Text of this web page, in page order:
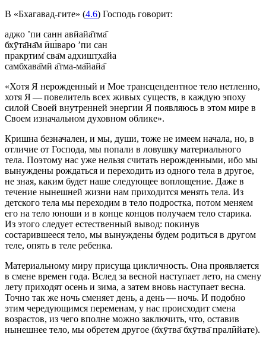
В «Бхагавад-гите» (4.6) Господь говорит:
аджо ’пи санн авйайа̄тма̄
бхӯта̄на̄м ӣш́варо ’пи сан
пракр̣тим̇ сва̄м адхишт̣ха̄йа
самбхава̄мй а̄тма-ма̄йайа̄
«Хотя Я нерожденный и Мое трансцендентное тело нетленно,
хотя Я — повелитель всех живых существ, в каждую эпоху
силой Своей внутренней энергии Я появляюсь в этом мире в
Своем изначальном духовном облике».
Кришна безначален, и мы, души, тоже не имеем начала, но, в
отличие от Господа, мы попали в ловушку материального
тела. Поэтому нас уже нельзя считать нерожденными, ибо мы
вынуждены рождаться и переходить из одного тела в другое,
не зная, каким будет наше следующее воплощение. Даже в
течение нынешней жизни нам приходится менять тела. Из
детского тела мы переходим в тело подростка, потом меняем
его на тело юноши и в конце концов получаем тело старика.
Из этого следует естественный вывод: покинув
состарившееся тело, мы вынуждены будем родиться в другом
теле, опять в теле ребенка.
Материальному миру присуща цикличность. Она проявляется
в смене времен года. Вслед за весной наступает лето, на смену
лету приходят осень и зима, а затем вновь наступает весна.
Точно так же ночь сменяет день, а день — ночь. И подобно
этим чередующимся переменам, у нас происходит смена
возрастов, из чего вполне можно заключить, что, оставив
нынешнее тело, мы обретем другое (бхӯтва̄ бхӯтва̄ пралӣйате).